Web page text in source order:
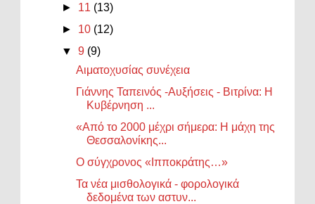
► 11 (13)
► 10 (12)
▼9 (9)
Αιματοχυσίας συνέχεια
Γιάννης Ταπεινός -Αυξήσεις - Βιτρίνα: Η
Κυβέρνηση ...
«Από το 2000 μέχρι σήμερα: Η μάχη της
Θεσσαλονίκης...
Ο σύγχρονος «Ιπποκράτης…»
Τα νέα μισθολογικά - φορολογικά
δεδομένα των αστυν...